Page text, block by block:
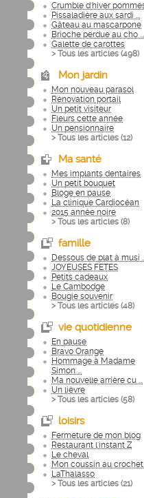
Crumble d'hiver
Pissaladière aux sardi ...
Gâteau au mascarpone
Brioche perdue au cho ...
Galette de carottes
> Tous les articles (498)
Mon jardin
Mon nouveau parasol
Rénovation portail
Un petit visiteur
Fleurs cette année
Un pensionnaire
> Tous les articles (12)
Ma santé
Mes implants dentaires
Un petit bouquet
Bloge en pause
La clinique Cardiocéan
2015 année noire
> Tous les articles (8)
famille
Dessous de plat à musi
JOYEUSES FETES
Petits cadeaux
Le Cambodge
Bougie souvenir
> Tous les articles (48)
vie quotidienne
En pause
Bravo Orange
Hommage à Madame
Simon ...
Ma nouvelle arrière cu ...
Un lièvre
> Tous les articles (58)
loisirs
Fermeture de mon blog
Restaurant l'instant Z
Le cheval
Mon coussin au crochet
LaThalasso
> Tous les articles (21)